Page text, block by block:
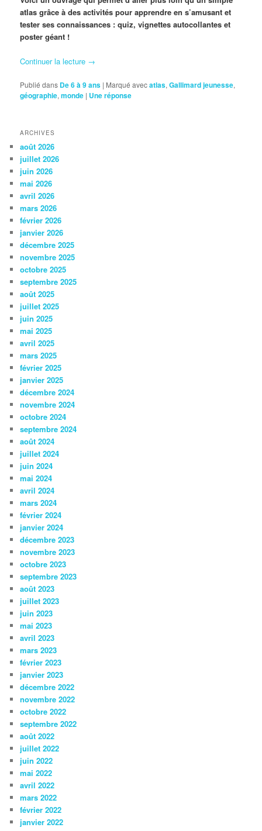
atlas grâce à des activités pour apprendre en s’amusant et
tester ses connaissances : quiz, vignettes autocollantes et
poster géant !
Continuer la lecture →
Publié dans De 6 à 9 ans | Marqué avecatlas,Gallimard jeunesse,
géographie,monde | Uneréponse
ARCHIVES
août 2026
juillet 2026
juin 2026
mai 2026
avril 2026
mars 2026
février 2026
janvier 2026
décembre 2025
novembre 2025
octobre 2025
septembre 2025
août 2025
juillet 2025
juin 2025
mai 2025
avril 2025
mars 2025
février 2025
janvier 2025
décembre 2024
novembre 2024
octobre 2024
septembre 2024
août 2024
juillet 2024
juin 2024
mai 2024
avril 2024
mars 2024
février 2024
janvier 2024
décembre 2023
novembre 2023
octobre 2023
septembre 2023
août 2023
juillet 2023
juin 2023
mai 2023
avril 2023
mars 2023
février 2023
janvier 2023
décembre 2022
novembre 2022
octobre 2022
septembre 2022
août 2022
juillet 2022
juin 2022
mai 2022
avril 2022
mars 2022
février 2022
janvier 2022